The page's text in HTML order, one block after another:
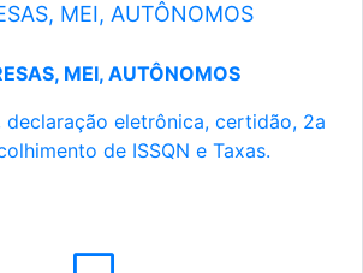
MEI, AUTÔNOMOS
MEI, AUTÔNOMOS
declaração eletrônica, certidão, 2a
de ISSQN e Taxas.